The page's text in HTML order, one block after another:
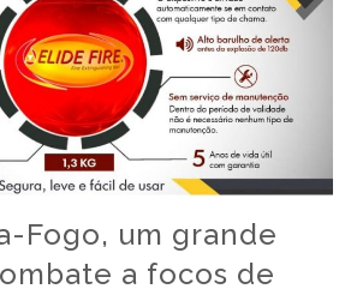
Fogo, um grande
a focos de